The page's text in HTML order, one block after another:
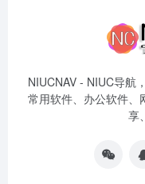
NIUCNAV - NIUC导航
常用软件、办公软件、
享